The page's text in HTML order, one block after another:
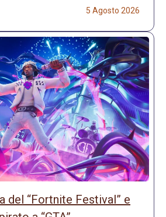
5 Agosto 2026
del “Fortnite Festival” e